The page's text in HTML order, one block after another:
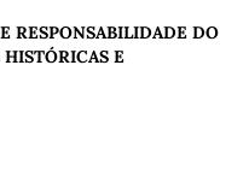
RESPONSABILIDADE DO
E